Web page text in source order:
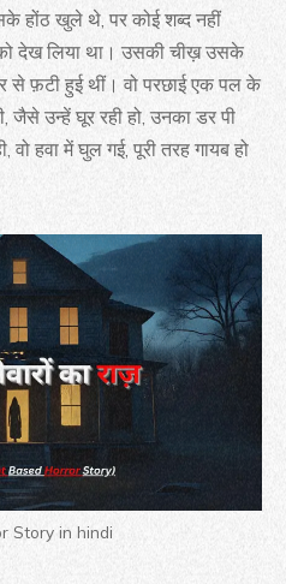
होंठ खुले थे, पर कोई शब्द नहीं
देख लिया था। उसकी चीख़ उसके
फ़टी हुई थीं। वो परछाई एक पल के
जैसे उन्हें घूर रही हो, उनका डर पी
हवा में घुल गई, पूरी तरह गायब हो
Story in hindi